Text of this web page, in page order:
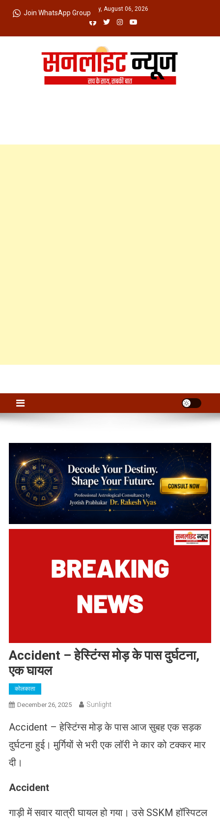
Thursday, August 06, 2026
Accident – हेस्टिंग्स मोड़ के पास दुर्घटना,
एक घायल
कोलकाता
December 26, 2025 Sunlight
Accident – हेस्टिंग्स मोड़ के पास आज सुबह एक सड़क
दुर्घटना हुई। मुर्गियों से भरी एक लॉरी ने कार को टक्कर मार
दी।
Accident
गाड़ी में सवार यात्री घायल हो गया। उसे SSKM हॉस्पिटल
Join WhatsApp Group